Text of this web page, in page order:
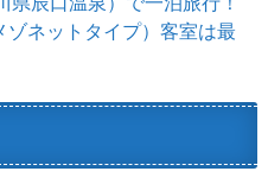
ゾネットタイプ）客室は最